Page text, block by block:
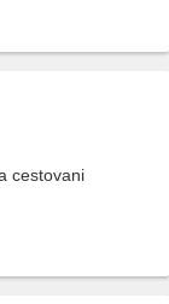
cestovani